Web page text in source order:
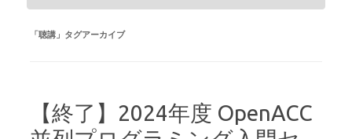
「聴講 」タグアーカイブ
【終了】2024年度 OpenACC